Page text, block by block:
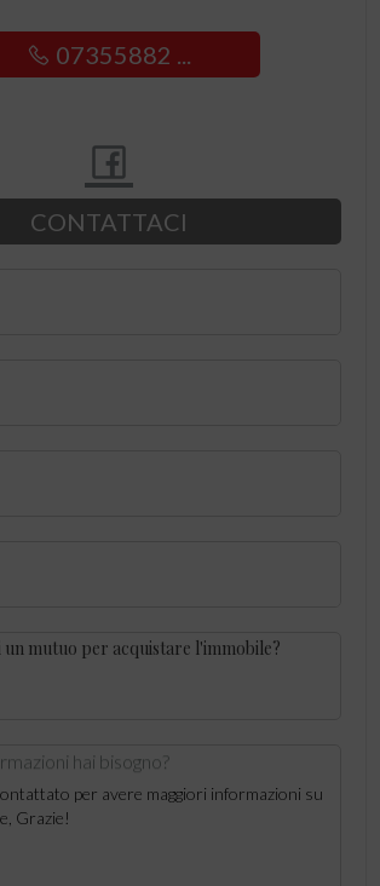
07355882 ...
CONTATTACI
un mutuo per acquistare l'immobile?
hai bisogno?